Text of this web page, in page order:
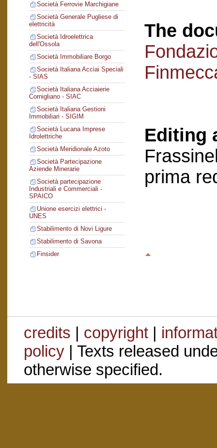
Società Ferrovie Marchigiane
Società Generale Pugliese di
elettricità
Società Idroelettrica
dell'Ossola
Società Immobiliare Borgo
Società Italiana Acciai Speciali
- SIAS
Società Italiana Acciaierie
Cornigliano - SIAC
Società Italiana Gestioni
Immobiliari - SIGIM
Società Lucana Imprese
Idrolettriche
Società Meridionale Azoto
Società Partecipazione
Aziende Minerarie
Società partecipazione
Industriali e Commerciali -
SPAICO
Unione esercizi elettrici -
UNES
Stabilimento di Novi Ligure
Stabilimento di Savona
Finsider
The
Editing
prima
credits | copyright|
policy| Texts released
otherwise specified.